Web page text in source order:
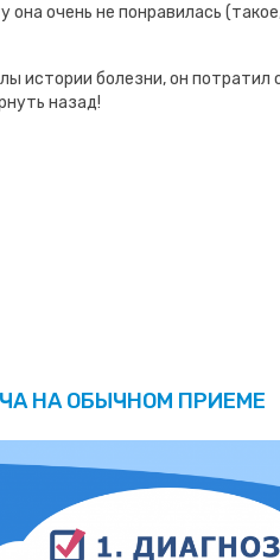
она очень не понравилась
истории болезни, он потратил
назад!
НА ОБЫЧНОМ ПРИЕМЕ